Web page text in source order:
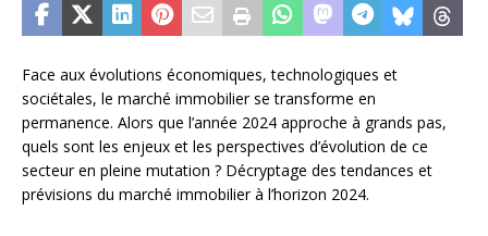
Face aux évolutions économiques, technologiques et
sociétales, le marché immobilier se transforme en
permanence. Alors que l’année 2024 approche à grands pas,
quels sont les enjeux et les perspectives d’évolution de ce
secteur en pleine mutation ? Décryptage des tendances et
prévisions du marché immobilier à l’horizon 2024.